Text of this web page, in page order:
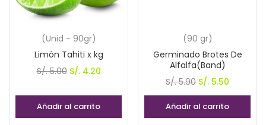
(Unid - 90gr)
Limón Tahiti x kg
S/.5.00 El
original
era:
S/.4.20El
es:
Añadir al carrito
(90 gr)
Germinado Brotes De
Alfalfa(Band)
S/.5.90 El
precio
original
S/. 5.50
precio
Añadir al carrito